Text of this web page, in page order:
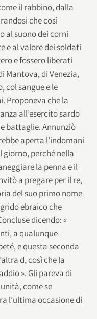
il rabbino, dalla
che così
al suono dei corni
e al valore dei soldati
e fossero liberati
Mantova, di Venezia,
col sangue e le
Proponeva che la
all’esercito sardo
battaglie. Annunziò
aperta l’indomani
giorno, perché nella
la penna e il
a pregare per il re,
del suo primo nome
ebraico che
dicendo: «
a qualunque
e questa seconda
d, così che la
». Gli pareva di
come se
l’ultima occasione di